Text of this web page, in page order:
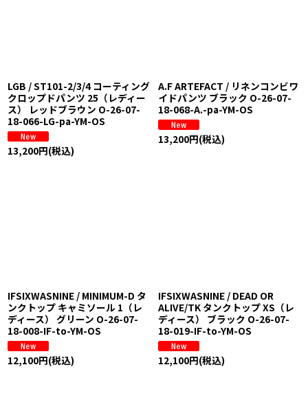
LGB / ST101-2/3/4 コーティング
クロップドパンツ 25（レディー
ス） レッドブラウン O-26-07-
18-066-LG-pa-YM-OS
13,200円(税込)
A.F ARTEFACT / リネンコンビワ
イドパンツ ブラック O-26-07-
18-068-A.-pa-YM-OS
13,200円(税込)
IFSIXWASNINE / MINIMUM-D タ
ンクトップ キャミソール 1（レ
ディース） グリーン O-26-07-
18-008-IF-to-YM-OS
12,100円(税込)
IFSIXWASNINE / DEAD OR
ALIVE/TK タンクトップ XS（レ
ディース） ブラック O-26-07-
18-019-IF-to-YM-OS
12,100円(税込)